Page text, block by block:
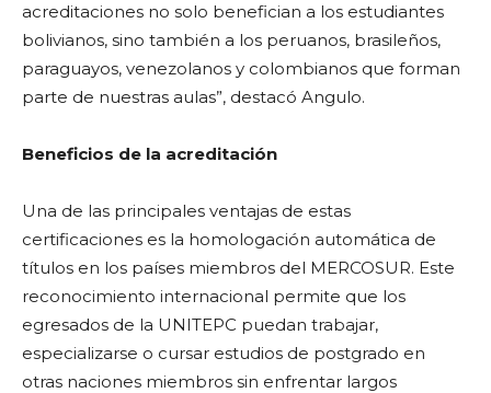
acreditaciones no solo benefician a los estudiantes
bolivianos, sino también a los peruanos, brasileños,
paraguayos, venezolanos y colombianos que forman
parte de nuestras aulas”, destacó Angulo.
Beneficios de la acreditación
Una de las principales ventajas de estas
certificaciones es la homologación automática de
títulos en los países miembros del MERCOSUR. Este
reconocimiento internacional permite que los
egresados ​​de la UNITEPC puedan trabajar,
especializarse o cursar estudios de postgrado en
otras naciones miembros sin enfrentar largos